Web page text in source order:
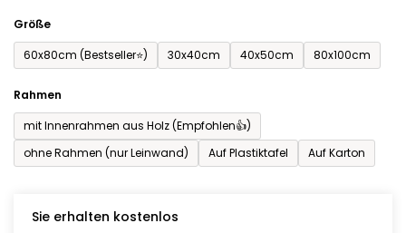
Größe
60x80cm (Bestseller⭐)
30x40cm 40x50cm 80x100cm
Rahmen
mit Innenrahmen aus Holz (Empfohlen👍)
ohne Rahmen (nur Leinwand)
Auf Plastiktafel Auf Karton
Sie erhalten kostenlos